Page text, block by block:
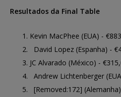
Resultados da Final Table
Kevin MacPhee (EUA) -
David Lopez (Espanha) -
JC Alvarado (México) -
Andrew Lichtenberger
[Removed:172]